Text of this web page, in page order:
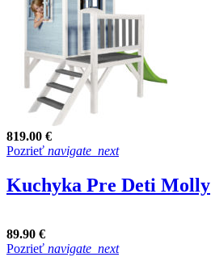
819.00 €
Pozrieť navigate_next
Kuchyka Pre Deti Molly
89.90 €
Pozrieť navigate_next